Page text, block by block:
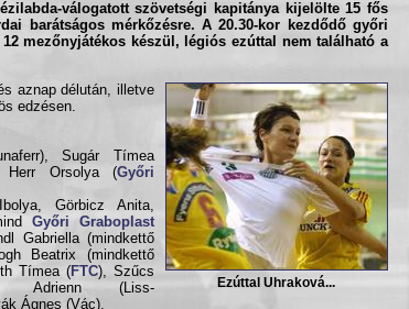
válogatott szövetségi kapitánya kijelölte 15 fős
barátságos mérkőzésre. A 20.30-kor kezdődő győri
mezőnyjátékos készül, légiós ezúttal nem található a
Ezúttal Uhraková...
aznap délután, illetve
edzésen.
Sugár Tímea
Herr Orsolya (Győri
Görbicz Anita,
Győri Graboplast
Gabriella (mindkettő
Beatrix (mindkettő
Tímea (FTC), Szűcs
(Liss-
Ágnes (Vác).